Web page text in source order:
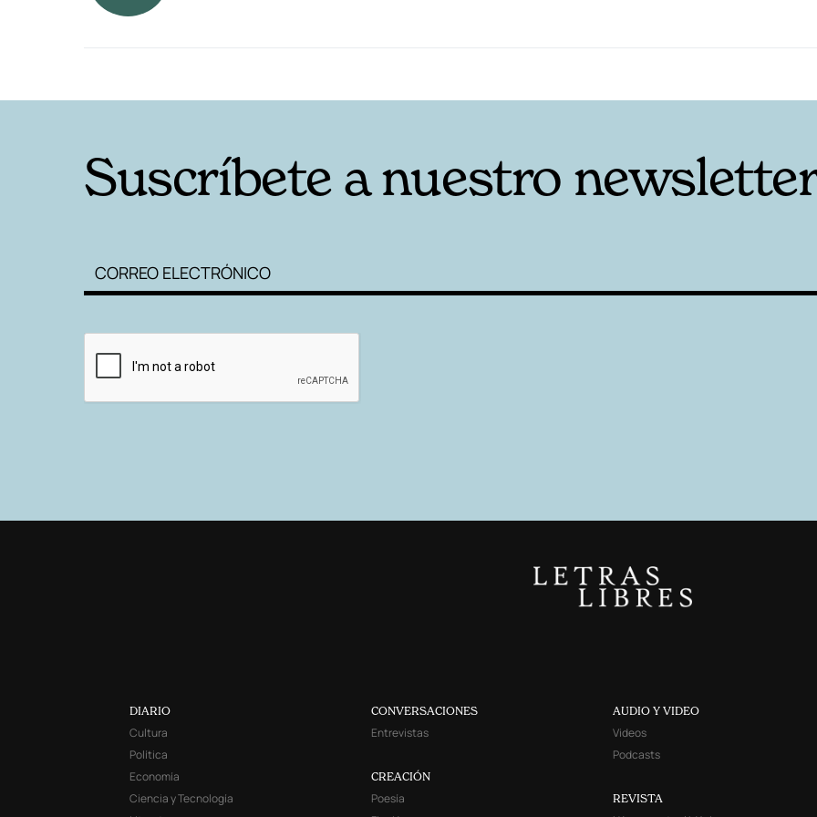
Suscríbete a nuestro
DIARIO
Cultura
Política
Economía
Ciencia y Tecnología
CONVERSACIONES
Entrevistas
CREACIÓN
Poesía
AUDIO Y VIDEO
Videos
Podcasts
REVISTA